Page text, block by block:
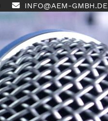
INFO@AEM-GMBH.DE